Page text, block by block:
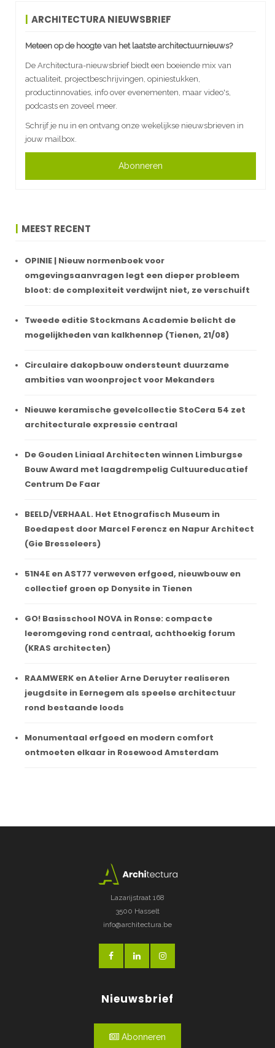
ARCHITECTURA NIEUWSBRIEF
Meteen op de hoogte van het laatste architectuurnieuws?
De Architectura-nieuwsbrief biedt een boeiende mix van
actualiteit, projectbeschrijvingen, opiniestukken,
productinnovaties, info over evenementen, maar video's,
podcasts en zoveel meer.
Schrijf je nu in en ontvang onze wekelijkse nieuwsbrieven in
jouw mailbox.
Abonneren
MEEST RECENT
OPINIE | Nieuw normenboek voor
omgevingsaanvragen legt een dieper probleem
bloot: de complexiteit verdwijnt niet, ze verschuift
Tweede editie Stockmans Academie belicht de
mogelijkheden van kalkhennep (Tienen, 21/08)
Circulaire dakopbouw ondersteunt duurzame
ambities van woonproject voor Mekanders
Nieuwe keramische gevelcollectie StoCera 54 zet
architecturale expressie centraal
De Gouden Liniaal Architecten winnen Limburgse
Bouw Award met laagdrempelig Cultuureducatief
Centrum De Faar
BEELD/VERHAAL. Het Etnografisch Museum in
Boedapest door Marcel Ferencz en Napur Architect
(Gie Bresseleers)
51N4E en AST77 verweven erfgoed, nieuwbouw en
collectief groen op Donysite in Tienen
GO! Basisschool NOVA in Ronse: compacte
leeromgeving rond centraal, achthoekig forum
(KRAS architecten)
RAAMWERK en Atelier Arne Deruyter realiseren
jeugdsite in Eernegem als speelse architectuur
rond bestaande loods
Monumentaal erfgoed en modern comfort
ontmoeten elkaar in Rosewood Amsterdam
Lazarijstraat 168
3500 Hasselt
info@architectura.be
Nieuwsbrief
Abonneren